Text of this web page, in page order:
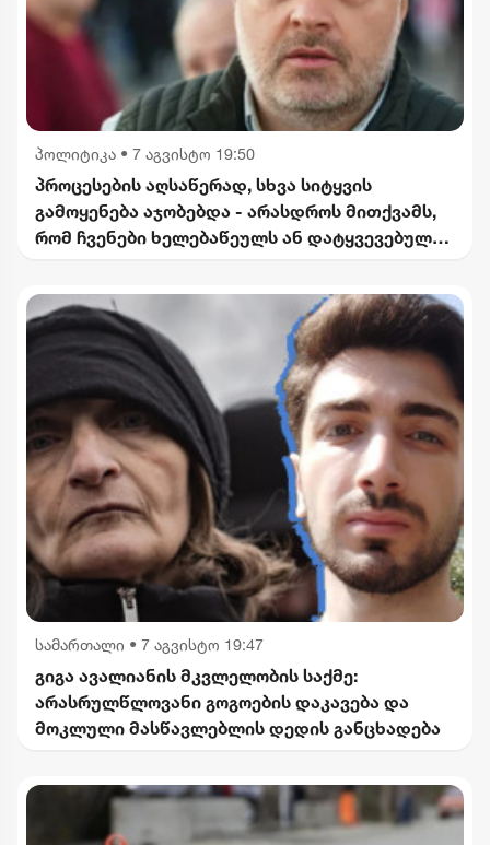
პოლიტიკა • 7 აგვისტო 19:50
პროცესების აღსაწერად, სხვა სიტყვის
გამოყენება აჯობებდა - არასდროს მითქვამს,
რომ ჩვენები ხელებაწეულს ან დატყვევებულს
სამართალი • 7 აგვისტო 19:47
გიგა ავალიანის მკვლელობის საქმე:
არასრულწლოვანი გოგოების დაკავება და
მოკლული მასწავლებლის დედის განცხადება